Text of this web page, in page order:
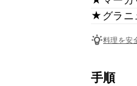
★グラニ
料理を安
手順